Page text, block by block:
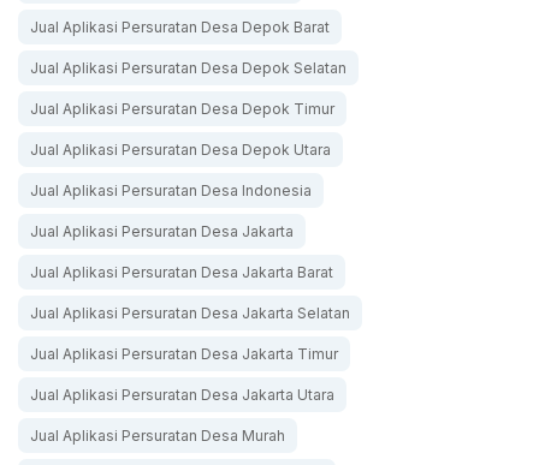
Jual Aplikasi Persuratan Desa Depok Barat
Jual Aplikasi Persuratan Desa Depok Selatan
Jual Aplikasi Persuratan Desa Depok Timur
Jual Aplikasi Persuratan Desa Depok Utara
Jual Aplikasi Persuratan Desa Indonesia
Jual Aplikasi Persuratan Desa Jakarta
Jual Aplikasi Persuratan Desa Jakarta Barat
Jual Aplikasi Persuratan Desa Jakarta Selatan
Jual Aplikasi Persuratan Desa Jakarta Timur
Jual Aplikasi Persuratan Desa Jakarta Utara
Jual Aplikasi Persuratan Desa Murah